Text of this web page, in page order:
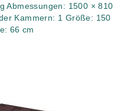
Abmessungen: 1500 × 810
Kammern: 1 Größe: 150
66 cm